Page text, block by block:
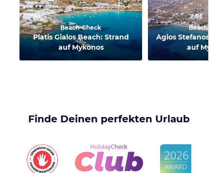
Beach-Check
Platis Gialos Beach: Strand
auf Mykonos
Beach-
Agios Stefanos
auf
Finde Deinen perfekten Urlaub